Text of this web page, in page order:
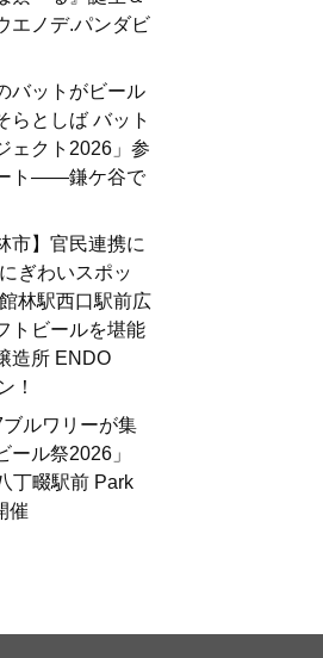
エノデ.パンダビ
バットがビール
らとしば バット
ェクト2026」参
ト——鎌ケ谷で
市】官民連携に
ぎわいスポッ
館林駅西口駅前広
トビールを堪能
造所 ENDO
！
ブルワリーが集
ール祭2026」
丁畷駅前 Park
催